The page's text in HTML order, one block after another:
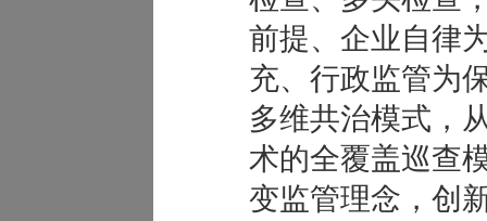
前提、企业自律
充、行政监管为
多维共治模式，
术的全覆盖巡查
变监管理念，创